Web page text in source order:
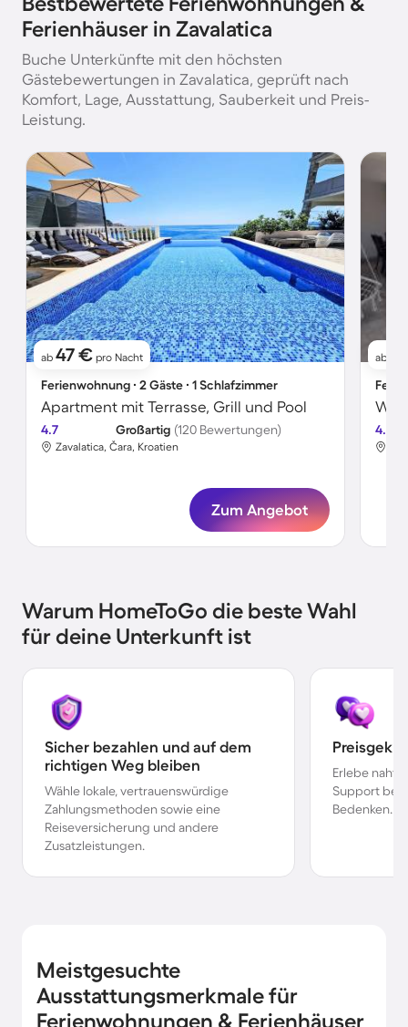
Ferienhäuser in Zavalatica
Buche Unterkünfte mit den höchsten
Gästebewertungen in Zavalatica, geprüft nach
Komfort, Lage, Ausstattung, Sauberkeit und Preis-
Leistung.
ab 47 € pro Nacht
Ferienwohnung ∙ 2 Gäste ∙ 1 Schlafzimmer
Apartment mit Terrasse, Grill und Pool
4.7 Großartig (120 Bewertungen)
Zavalatica, Čara, Kroatien
Zum Angebot
ab
4.8
Warum HomeToGo die beste Wahl
für deine Unterkunft ist
Sicher bezahlen und auf dem
richtigen Weg bleiben
Wähle lokale, vertrauenswürdige
Zahlungsmethoden sowie eine
Reiseversicherung und andere
Zusatzleistungen.
Erlebe
Support bei
Bedenken.
Meistgesuchte
Ausstattungsmerkmale für
Ferienwohnungen & Ferienhäuser